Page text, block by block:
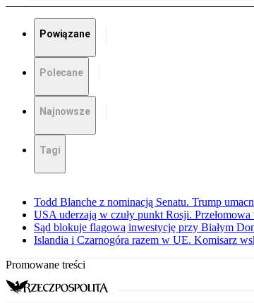
Powiązane
Polecane
Najnowsze
Tagi
Todd Blanche z nominacją Senatu. Trump
USA uderzają w czuły punkt Rosji.
Sąd blokuje flagową inwestycję przy Białym
Islandia i Czarnogóra razem w UE. Komisarz
Promowane treści